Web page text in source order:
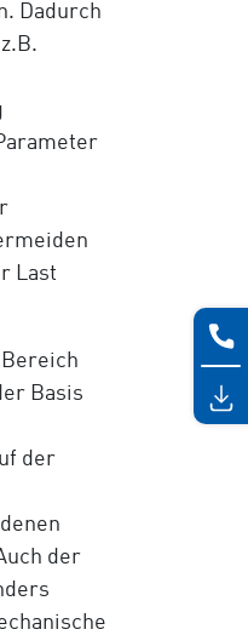
Dadurch
Last
Basis
der
der